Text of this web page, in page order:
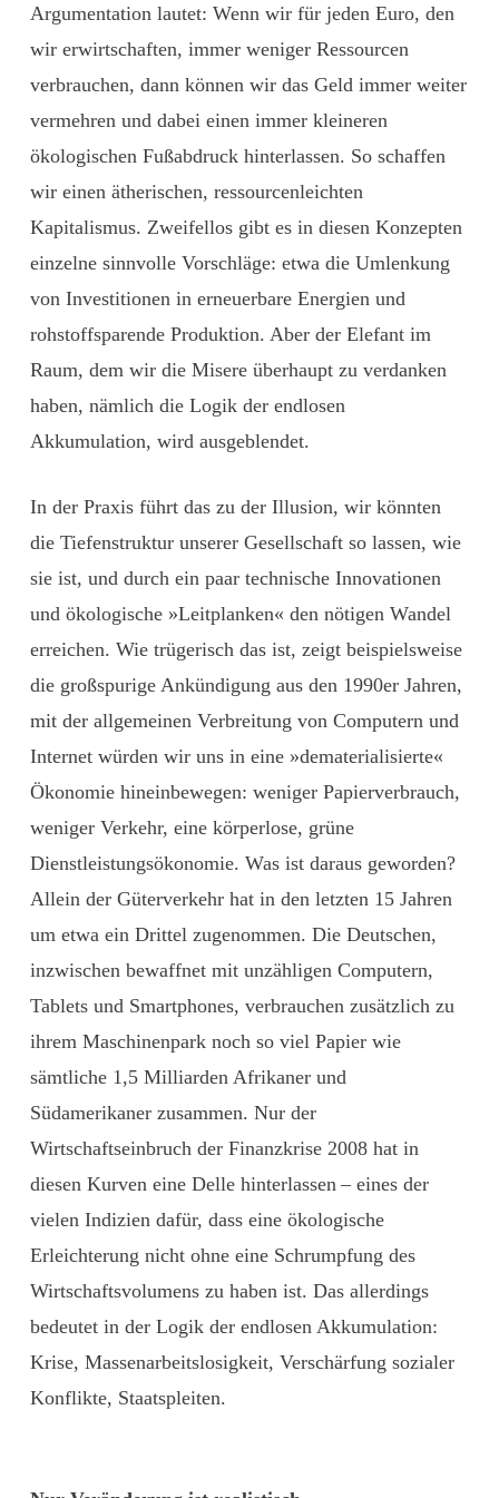
Argumentation lautet: Wenn wir für jeden Euro, den
wir erwirtschaften, immer weniger Ressourcen
verbrauchen, dann können wir das Geld immer weiter
vermehren und dabei einen immer kleineren
ökologischen Fußabdruck hinterlassen. So schaffen
wir einen ätherischen, ressourcenleichten
Kapitalismus. Zweifellos gibt es in diesen Konzepten
einzelne sinnvolle Vorschläge: etwa die Umlenkung
von Investitionen in erneuerbare Energien und
rohstoffsparende Produktion. Aber der Elefant im
Raum, dem wir die Misere überhaupt zu verdanken
haben, nämlich die Logik der endlosen
Akkumulation, wird ausgeblendet.
In der Praxis führt das zu der Illusion, wir könnten
die Tiefenstruktur unserer Gesellschaft so lassen, wie
sie ist, und durch ein paar technische Innovationen
und ökologische »Leitplanken« den nötigen Wandel
erreichen. Wie trügerisch das ist, zeigt beispielsweise
die großspurige Ankündigung aus den 1990er Jahren,
mit der allgemeinen Verbreitung von Computern und
Internet würden wir uns in eine »dematerialisierte«
Ökonomie hineinbewegen: weniger Papierverbrauch,
weniger Verkehr, eine körperlose, grüne
Dienstleistungsökonomie. Was ist dar­aus geworden?
Allein der Güterverkehr hat in den letzten 15 Jahren
um etwa ein Drittel zugenommen. Die Deutschen,
inzwischen bewaffnet mit unzähligen Computern,
Tablets und Smartphones, verbrauchen zusätzlich zu
ihrem Maschinenpark noch so viel Papier wie
sämtliche 1,5 Milliarden Afri­kaner und
Südamerikaner zusammen. Nur der
Wirtschaftseinbruch der Finanzkrise 2008 hat in
diesen Kurven eine Delle hinterlassen – eines der
vielen Indizien dafür, dass eine ökologische
Erleichterung nicht ohne eine Schrumpfung des
Wirtschaftsvolumens zu haben ist. Das allerdings
bedeutet in der Logik der endlosen Akkumulation:
Krise, Massenarbeitslosigkeit, Verschärfung sozialer
Konflikte, Staatspleiten.